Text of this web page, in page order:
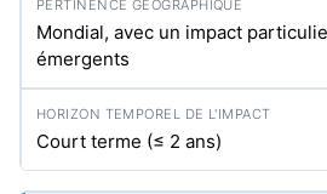
Mondial, avec un impact
émergents
Court terme (≤ 2 ans)